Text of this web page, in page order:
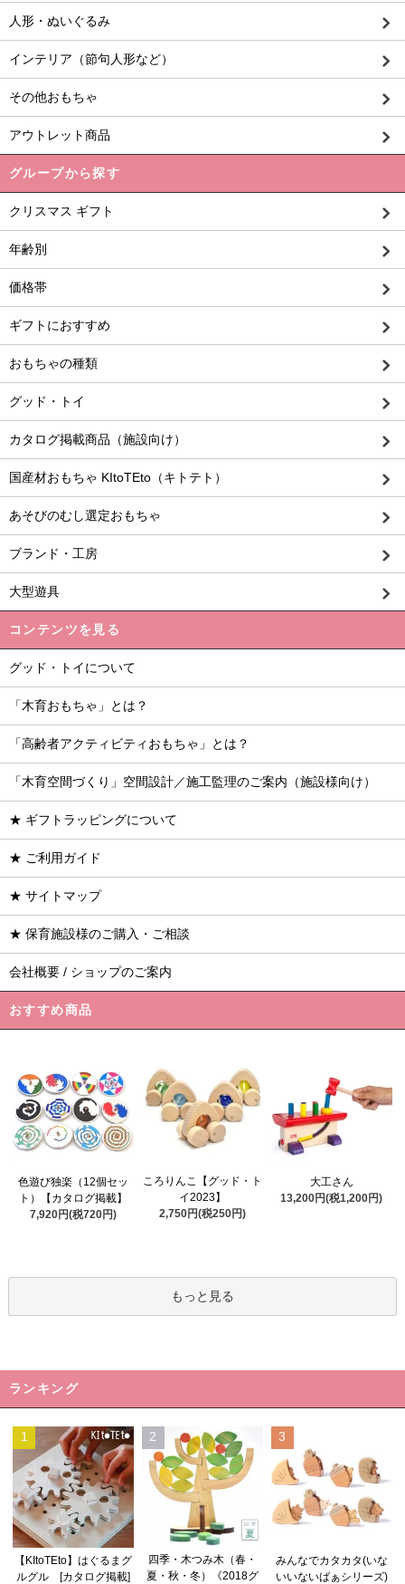
人形・ぬいぐるみ
インテリア（節句人形など）
その他おもちゃ
アウトレット商品
グループから探す
クリスマス ギフト
年齢別
価格帯
ギフトにおすすめ
おもちゃの種類
グッド・トイ
カタログ掲載商品（施設向け）
国産材おもちゃ KItoTEto（キトテト）
あそびのむし選定おもちゃ
ブランド・工房
大型遊具
コンテンツを見る
グッド・トイについて
「木育おもちゃ」とは？
「高齢者アクティビティおもちゃ」とは？
「木育空間づくり」空間設計／施工監理のご案内（施設様向け）
★ ギフトラッピングについて
★ ご利用ガイド
★ サイトマップ
★ 保育施設様のご購入・ご相談
会社概要 / ショップのご案内
おすすめ商品
色遊び独楽（12個セッ
ト）【カタログ掲載】
7,920円(税720円)
ころりんこ【グッド・ト
イ2023】
2,750円(税250円)
大工さん
13,200円(税1,200円)
もっと見る
ランキング
1
【KItoTEto】はぐるまグ
ルグル [カタログ掲載]
2
四季・木つみ木（春・
夏・秋・冬）《2018グ
3
みんなでカタカタ(いな
いいないばぁシリーズ)